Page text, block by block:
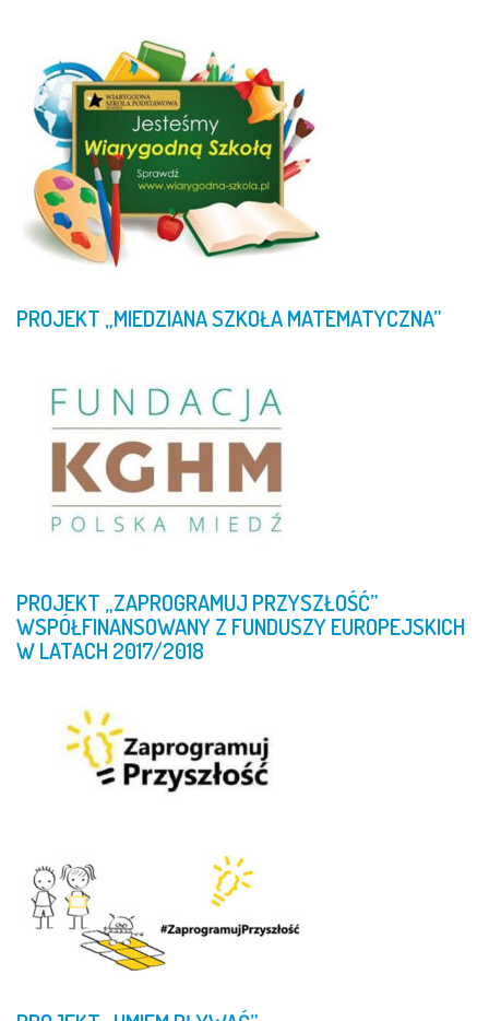
PROJEKT „MIEDZIANASZKOŁAMATEMATYCZNA”
PROJEKT „ZAPROGRAMUJ PRZYSZŁOŚĆ”
WSPÓŁFINANSOWANYZ FUNDUSZYEUROPEJSKICH
WLATACH2017/2018